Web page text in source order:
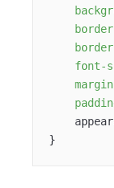
border
font-
}